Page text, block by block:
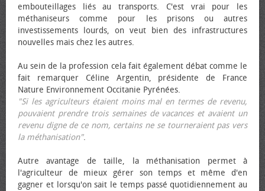
embouteillages liés au transports. C'est vrai pour les
méthaniseurs comme pour les prisons ou autres
investissements lourds, on veut bien des infrastructures
nouvelles mais chez les autres.
Au sein de la profession cela fait également débat comme le
fait remarquer Céline Argentin, présidente de France
Nature Environnement Occitanie Pyrénées.
"Si les agriculteurs étaient moins mal en termes de revenu,
pouvaient prendre trois semaines de vacances et avaient un
revenu digne de ce nom, certains ne se tourneraient pas vers
la méthanisation".
Autre avantage de taille, la méthanisation permet à
l'agriculteur de mieux gérer son temps et même d'en
gagner et lorsqu'on sait le temps passé quotidiennement au